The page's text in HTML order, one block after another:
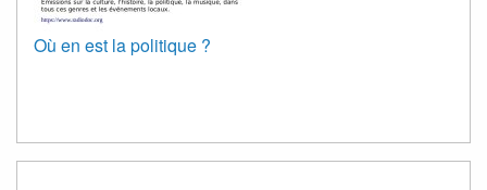
Où en est la politique ?